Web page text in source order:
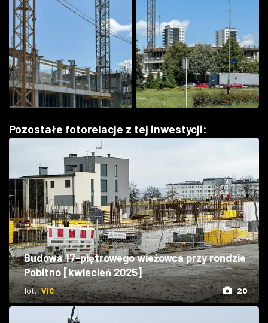
Pozostałe fotorelacje z tej inwestycji:
Budowa 17-piętrowego wieżowca przy rondzie
Pobitno [kwiecień 2025]
fot.:ViC 20